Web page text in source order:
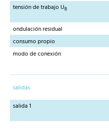
tensión de trabajo UB
ondulación residual
consumo propio
modo de conexión
salidas
salida 1